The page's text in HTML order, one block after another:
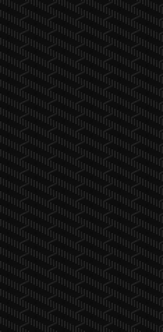
distortion)),1f,1.0f));